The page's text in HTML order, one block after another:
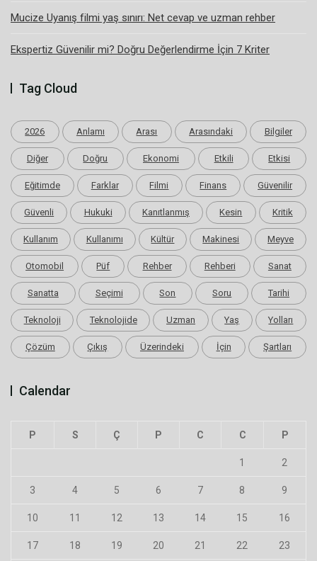
Mucize Uyanış filmi yaş sınırı: Net cevap ve uzman rehber
Ekspertiz Güvenilir mi? Doğru Değerlendirme İçin 7 Kriter
Tag Cloud
2026 Anlamı Arası Arasındaki Bilgiler
Diğer Doğru Ekonomi Etkili Etkisi
Eğitimde Farklar Filmi Finans Güvenilir
Güvenli Hukuki Kanıtlanmış Kesin Kritik
Kullanım Kullanımı Kültür Makinesi Meyve
Otomobil Püf Rehber Rehberi Sanat
Sanatta Seçimi Son Soru Tarihi
Teknoloji Teknolojide Uzman Yaş Yolları
Çözüm Çıkış Üzerindeki İçin Şartları
Calendar
P S Ç P C C P
1 2
3 4 5 6 7 8 9
10 11 12 13 14 15 16
17 18 19 20 21 22 23